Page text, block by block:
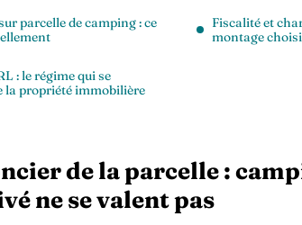
parcelle de camping : ce
: le régime qui se
la propriété immobilière
Fiscalité et
montage choisi
de la parcelle :
ne se valent pas